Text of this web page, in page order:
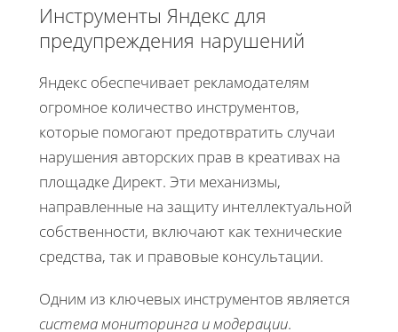
Инструменты Яндекс для
предупреждения нарушений
Яндекс обеспечивает рекламодателям
огромное количество инструментов,
которые помогают предотвратить случаи
нарушения авторских прав в креативах на
площадке Директ. Эти механизмы,
направленные на защиту интеллектуальной
собственности, включают как технические
средства, так и правовые консультации.
Одним из ключевых инструментов является
система мониторинга и модерации.